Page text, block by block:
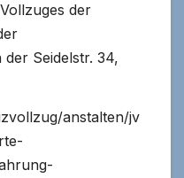
der
Seidelstr. 34,
anstalten/jv